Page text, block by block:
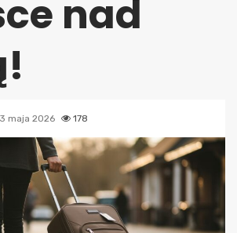
nad
maja 2026 178